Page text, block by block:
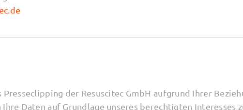
Presseclipping der Resuscitec GmbH aufgrund Ihrer
Daten auf Grundlage unseres berechtigten Interesses